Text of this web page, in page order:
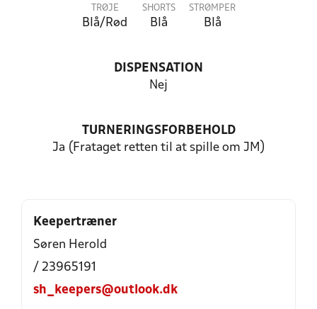
TRØJE
Blå/Rød
SHORTS
Blå
STRØMPER
Blå
DISPENSATION
Nej
TURNERINGSFORBEHOLD
Ja (Frataget retten til at spille om JM)
Keepertræner
Søren Herold
/ 23965191
sh_keepers@outlook.dk